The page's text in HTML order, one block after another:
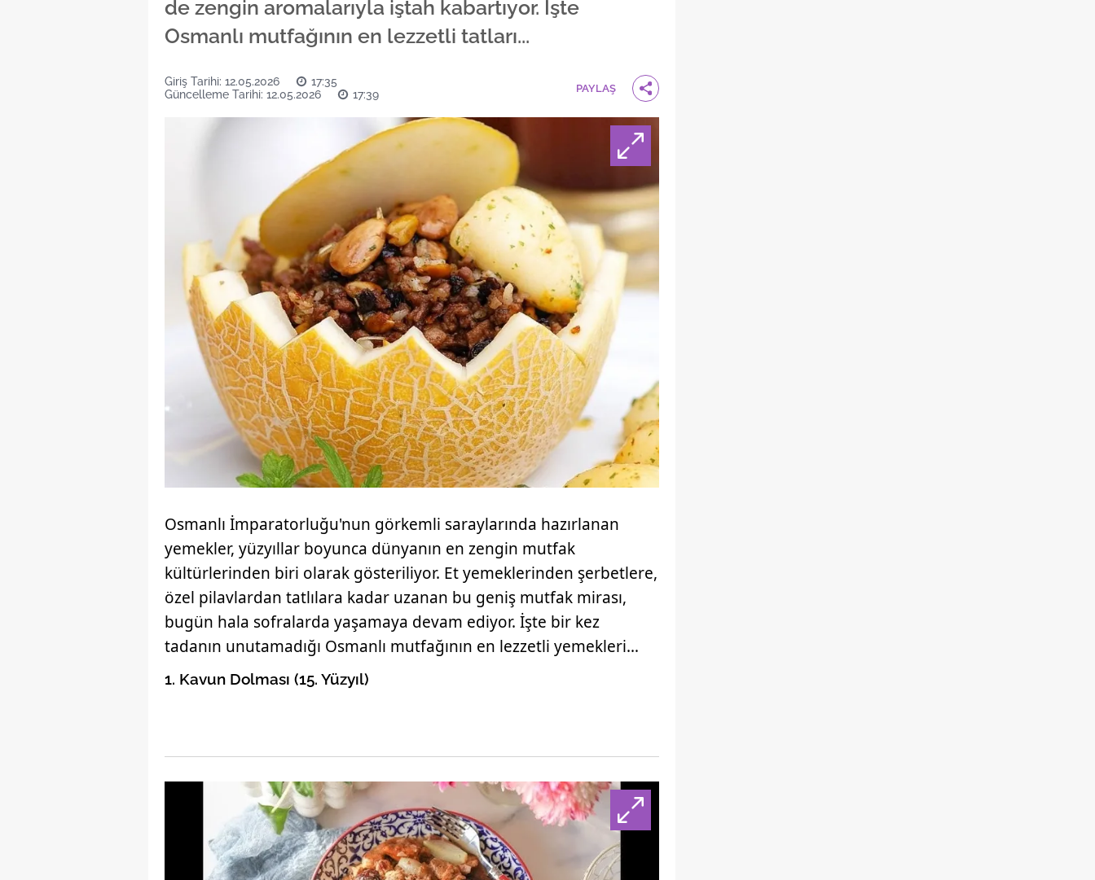
de zengin aromalarıyla iştah kabartıyor. İşte
Osmanlı mutfağının en lezzetli tatları...
Giriş Tarihi: 12.05.2026
17:35
Güncelleme Tarihi: 12.05.2026
17:39 PAYLAŞ
Osmanlı İmparatorluğu'nun görkemli saraylarında hazırlanan
yemekler, yüzyıllar boyunca dünyanın en zengin mutfak
kültürlerinden biri olarak gösteriliyor. Et yemeklerinden şerbetlere,
özel pilavlardan tatlılara kadar uzanan bu geniş mutfak mirası,
bugün hala sofralarda yaşamaya devam ediyor. İşte bir kez
tadanın unutamadığı Osmanlı mutfağının en lezzetli yemekleri…
1. Kavun Dolması (15. Yüzyıl)